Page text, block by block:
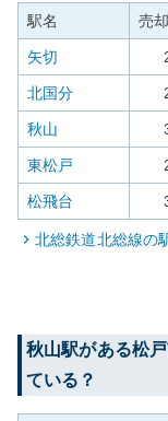
駅名 売
矢切
北国分
秋山
東松戸
松飛台
北総鉄道北総線の
秋山駅がある松
ている？